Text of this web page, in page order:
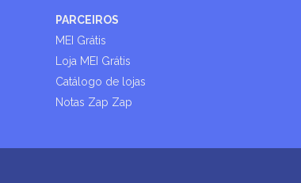
PARCEIROS
MEI Grátis
Loja MEI Grátis
Catálogo de lojas
Notas Zap Zap